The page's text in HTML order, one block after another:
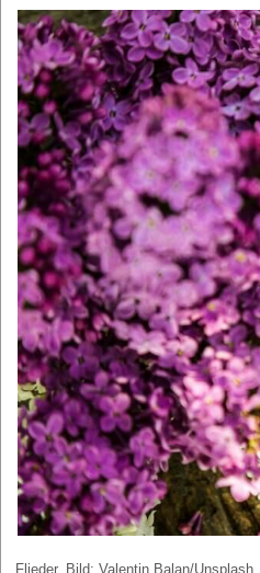
Flieder, Bild: Valentin Balan/Unsplash